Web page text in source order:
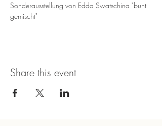
Sonderausstellung von Edda Swatschina "bunt
gemischt"
Share this event